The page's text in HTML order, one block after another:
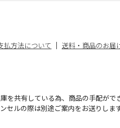
払方法について
送料・商品のお届
を共有している為、商品の手配がで
セルの際は別途ご案内をお送りしま